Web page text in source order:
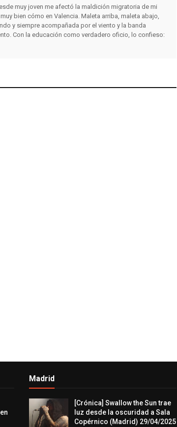
muy joven me afectó la maldición migratoria de mi
bien cómo en Valencia. Maleta arriba, maleta abajo,
y siempre acompañada por el viento y la banda
Con la educación como verdadero oficio, lo confieso:
Madrid
[Crónica] Swallow the Sun trae
luz desde la oscuridad a Sala
Copérnico (Madrid) 29/04/2025